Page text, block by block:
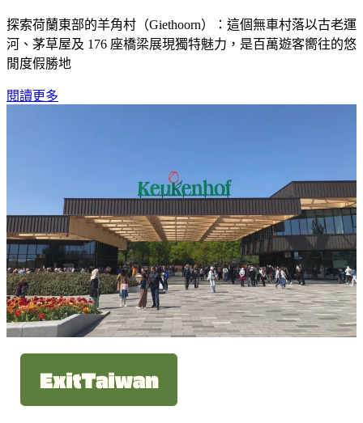
探索荷蘭東部的羊角村（Giethoorn）：這個無車村落以古老運
河、茅草屋及 176 座橋梁展現獨特魅力，是百萬遊客嚮往的悠
閒度假勝地
閱讀更多